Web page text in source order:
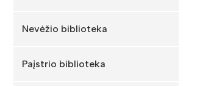
Nevėžio biblioteka
Paįstrio biblioteka